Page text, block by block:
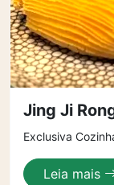
Jing Ji
Exclusiva
Leia mais